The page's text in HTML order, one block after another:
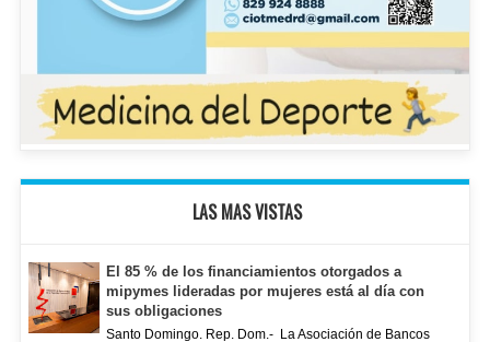
LAS MAS VISTAS
El 85 % de los financiamientos otorgados a
mipymes lideradas por mujeres está al día con
sus obligaciones
Santo Domingo. Rep. Dom.- La Asociación de Bancos